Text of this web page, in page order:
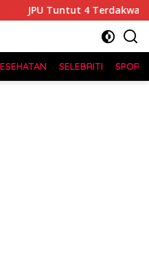
Medan Fashion
SELEBRITI SPORT